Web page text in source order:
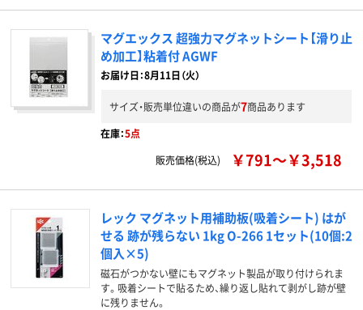
マグエックス 超強力マグネットシート【滑り止
め加工】粘着付 AGWF
お届け日：8月11日（火）
サイズ・販売単位違いの商品が7商品あります
在庫：5点
販売価格(税込)
￥791～￥3,518
レック マグネット用補助板(吸着シート) はが
せる 跡が残らない 1kg O-266 1セット(10個:2
個入×5)
磁石がつかない壁にもマグネット製品が取り付けられま
す。吸着シートで貼るため、繰り返し貼れて剥がし跡が壁
に残りません。